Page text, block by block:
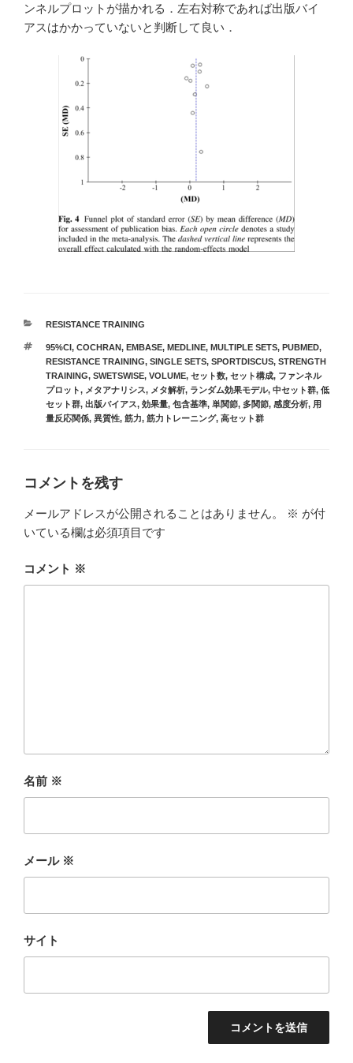
ンネルプロットが描かれる．左右対称であれば出版バイ
アスはかかっていないと判断して良い．
カ
ゴ
リ
ー
RESISTANCE TRAINING
タ
グ
95%CI, COCHRAN, EMBASE, MEDLINE, MULTIPLE SETS, PUBMED,
RESISTANCE TRAINING, SINGLE SETS, SPORTDISCUS, STRENGTH
TRAINING, SWETSWISE, VOLUME, セット数, セット構成, ファンネル
プロット, メタアナリシス, メタ解析, ランダム効果モデル, 中セット群, 低
セット群, 出版バイアス, 効果量, 包含基準, 単関節, 多関節, 感度分析, 用
量反応関係, 異質性, 筋力, 筋力トレーニング, 高セット群
コメントを残す
メールアドレスが公開されることはありません。 ※ が付
いている欄は必須項目です
コメント ※
名前 ※
メール ※
サイト